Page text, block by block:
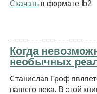
Скачать в формате fb2
Когда
необычных
Станислав Гроф
нашего века. В этой